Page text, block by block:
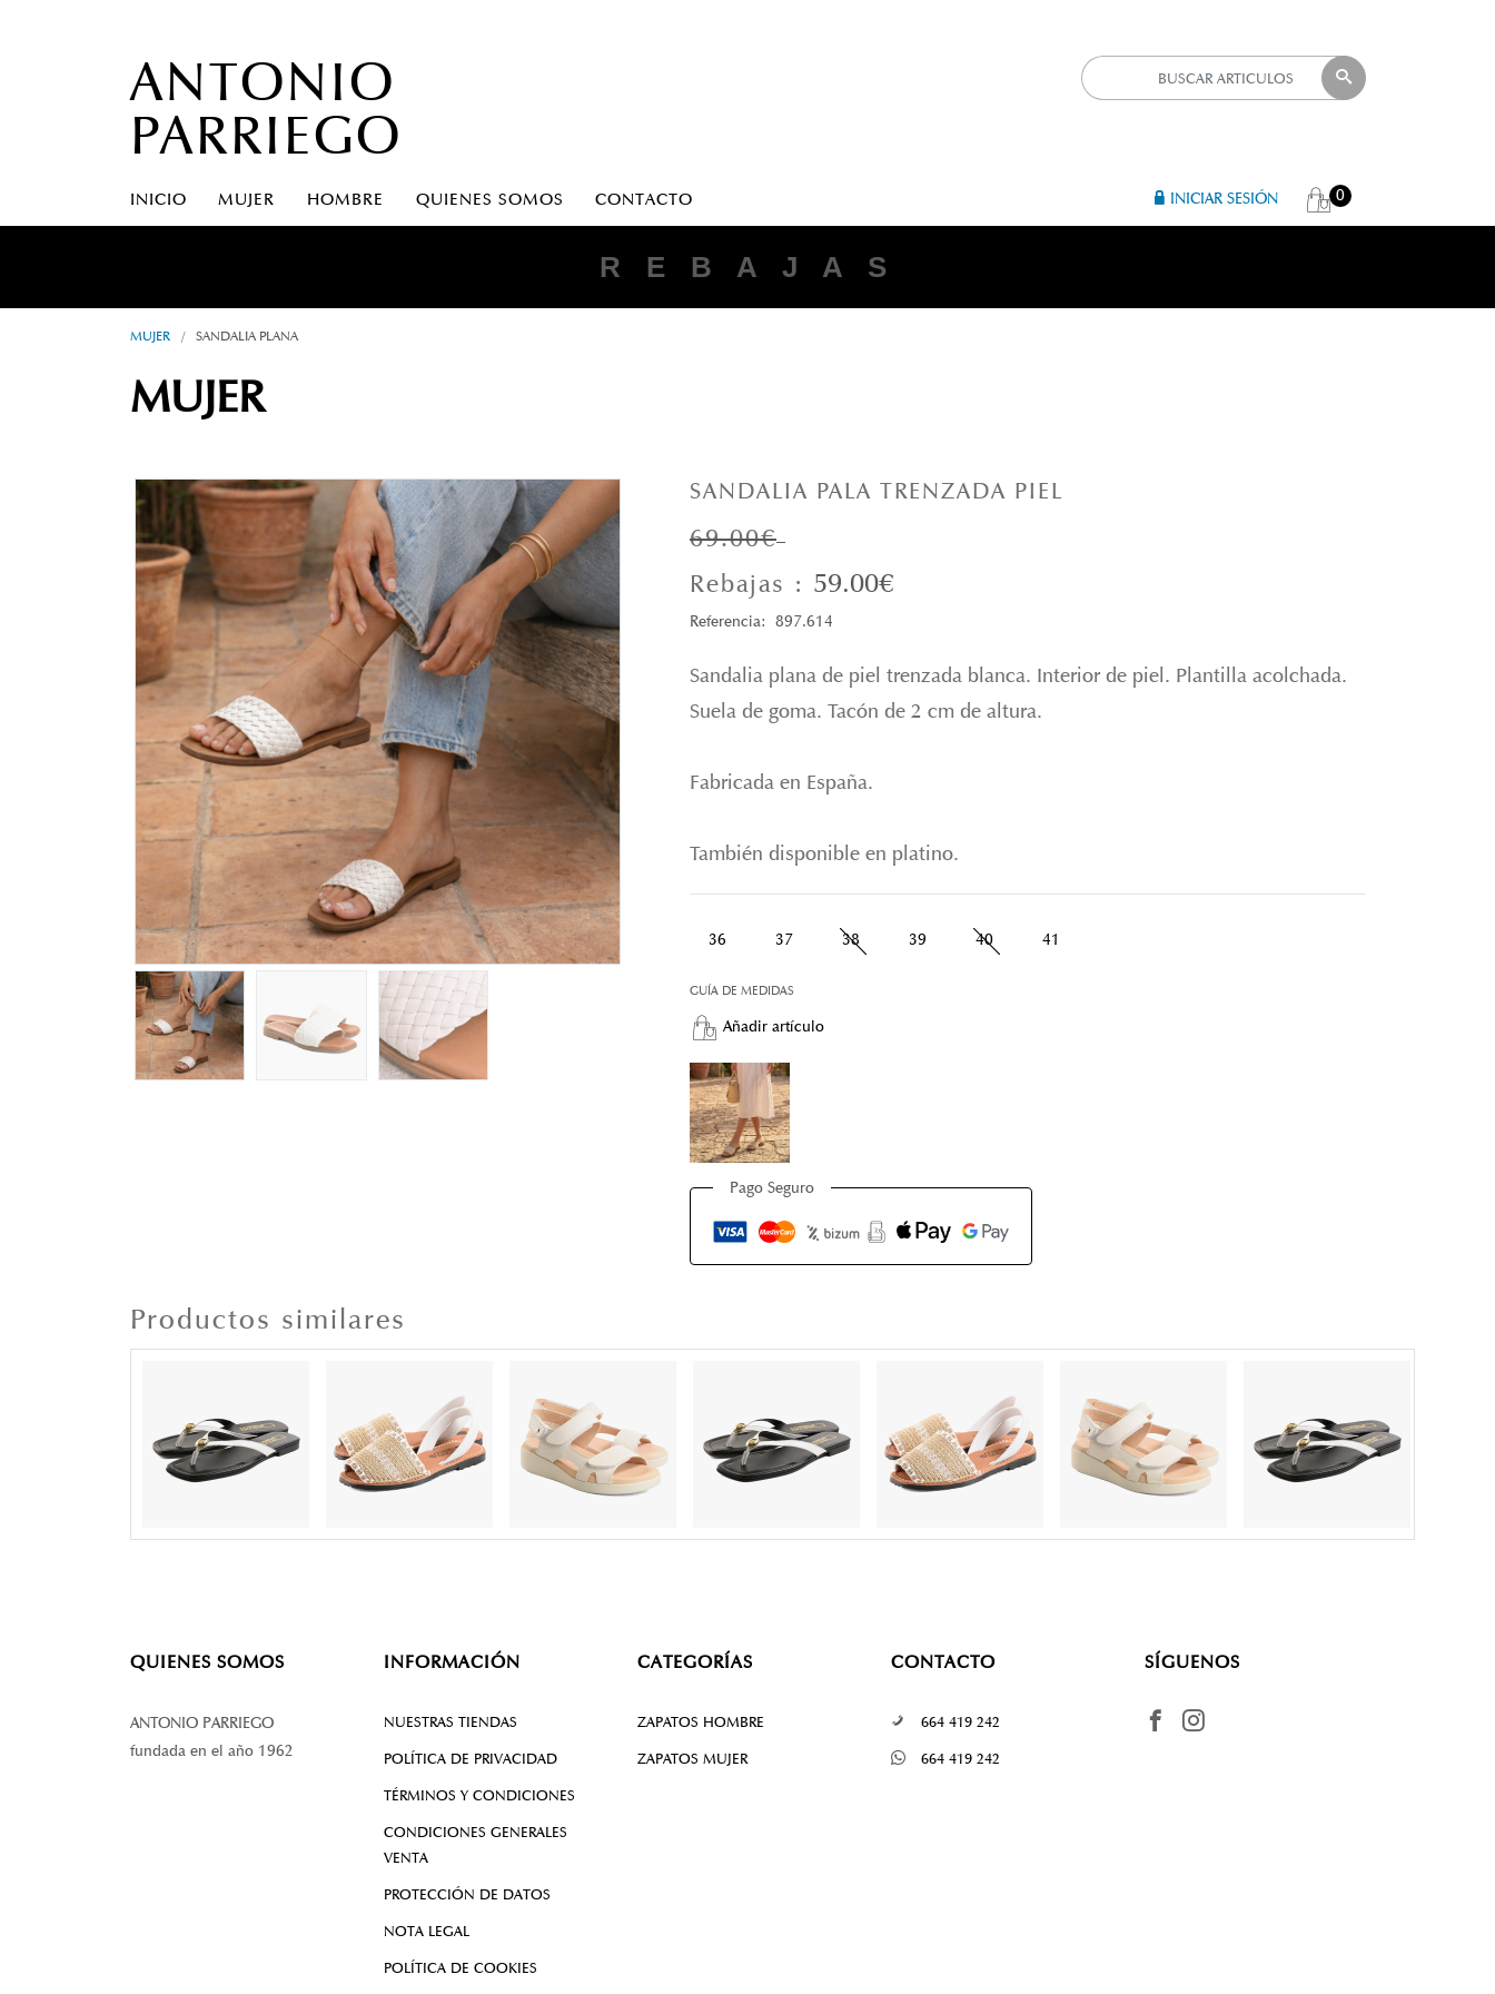
ANTONIO
PARRIEGO
INICIO MUJER HOMBRE QUIENES SOMOS CONTACTO 0
INICIAR SESIÓN
R E B A J A S
ANTONIO PARRIEGO
MUJER / SANDALIA PLANA
MUJER
SANDALIA PALA TRENZADA PIEL
69.00€
Rebajas : 59.00€
Referencia: 897.614
Sandalia plana de piel trenzada blanca. Interior de piel. Plantilla acolchada.
Suela de goma. Tacón de 2 cm de altura.
Fabricada en España.
También disponible en platino.
36 37 38 39 40 41
GUÍA DE MEDIDAS
Añadir artículo
Pago Seguro
Productos similares
QUIENES SOMOS
ANTONIO PARRIEGO
fundada en el año 1962
INFORMACIÓN
NUESTRAS TIENDAS
POLÍTICA DE PRIVACIDAD
TÉRMINOS Y CONDICIONES
CONDICIONES GENERALES
VENTA
PROTECCIÓN DE DATOS
NOTA LEGAL
POLÍTICA DE COOKIES
CATEGORÍAS
ZAPATOS HOMBRE
ZAPATOS MUJER
CONTACTO
664 419 242
664 419 242
SÍGUENOS